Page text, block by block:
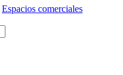
Espacios comerciales